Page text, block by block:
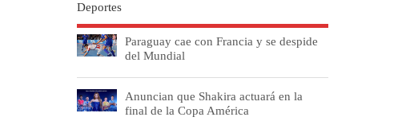
Deportes
Paraguay cae con Francia y se despide
del Mundial
Anuncian que Shakira actuará en la
final de la Copa América